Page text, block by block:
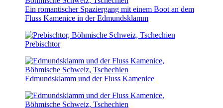
Ein romantischer Spaziergang mit einem Boot an dem
Fluss Kamenice in der Edmundsklamm
Prebischtor
Edmundsklamm und der Fluss Kamenice